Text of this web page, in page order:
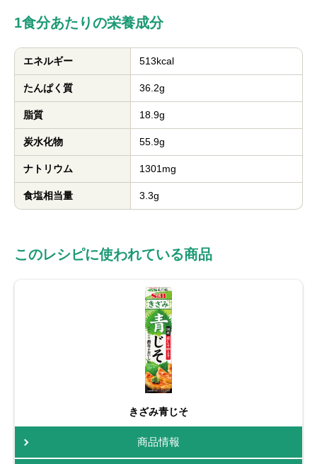
1食分あたりの栄養成分
エネルギー 513kcal
たんぱく質 36.2g
脂質 18.9g
炭水化物 55.9g
ナトリウム 1301mg
食塩相当量 3.3g
このレシピに使われている商品
きざみ青じそ
商品情報